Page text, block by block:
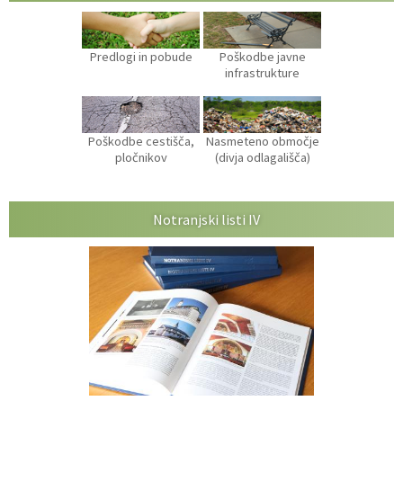
Predlogi in pobude
Poškodbe javne
infrastrukture
Poškodbe cestišča,
pločnikov
Nasmeteno območje
(divja odlagališča)
Notranjski listi IV